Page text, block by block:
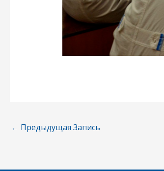
← Предыдущая Запись